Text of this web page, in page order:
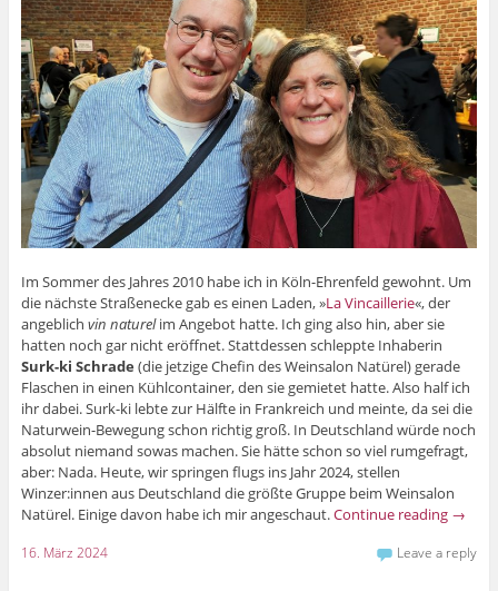
Im Sommer des Jahres 2010 habe ich in Köln-Ehrenfeld gewohnt. Um
die nächste Straßenecke gab es einen Laden, »La Vincaillerie«, der
angeblich vin naturelim Angebot hatte. Ich ging also hin, aber sie
hatten noch gar nicht eröffnet. Stattdessen schleppte Inhaberin
Surk-ki Schrade (die jetzige Chefin des Weinsalon Natürel) gerade
Flaschen in einen Kühlcontainer, den sie gemietet hatte. Also half ich
ihr dabei. Surk-ki lebte zur Hälfte in Frankreich und meinte, da sei die
Naturwein-Bewegung schon richtig groß. In Deutschland würde noch
absolut niemand sowas machen. Sie hätte schon so viel rumgefragt,
aber: Nada. Heute, wir springen flugs ins Jahr 2024, stellen
Winzer:innen aus Deutschland die größte Gruppe beim Weinsalon
Natürel. Einige davon habe ich mir angeschaut.Continue reading →
16. März 2024 Leave a reply